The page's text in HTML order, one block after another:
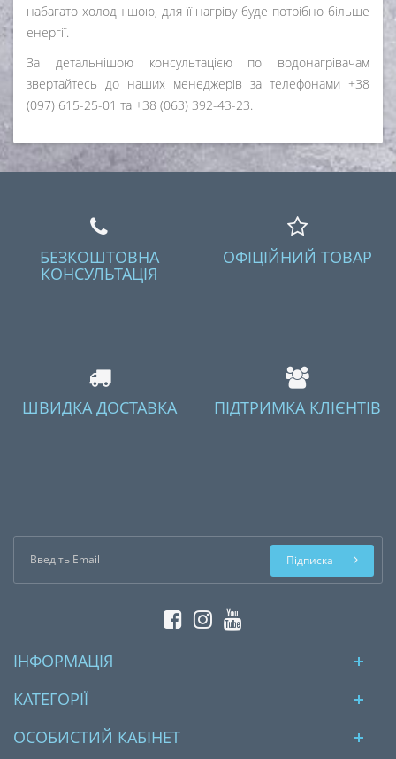
набагато холоднішою, для її нагріву буде потрібно більше
енергії.
За детальнішою консультацією по водонагрівачам
звертайтесь до наших менеджерів за телефонами +38
(097) 615-25-01 та +38 (063) 392-43-23.
БЕЗКОШТОВНА
КОНСУЛЬТАЦІЯ
ОФІЦІЙНИЙ ТОВАР
ШВИДКА ДОСТАВКА ПІДТРИМКА КЛІЄНТІВ
Підписка
ІНФОРМАЦІЯ
КАТЕГОРІЇ
ОСОБИСТИЙ КАБІНЕТ